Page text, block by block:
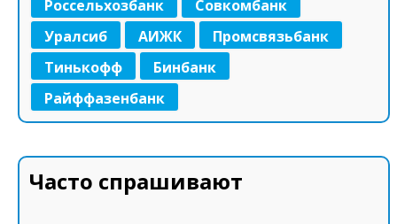
Россельхозбанк
Совкомбанк
Уралсиб
АИЖК
Промсвязьбанк
Тинькофф
Бинбанк
Райффазенбанк
Часто спрашивают